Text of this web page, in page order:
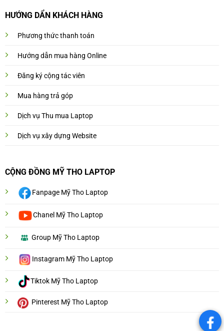
HƯỚNG DẨN KHÁCH HÀNG
Phương thức thanh toán
Hướng dẫn mua hàng Online
Đăng ký cộng tác viên
Mua hàng trả góp
Dịch vụ Thu mua Laptop
Dịch vụ xây dựng Website
CỘNG ĐỒNG MỸ THO LAPTOP
Fanpage Mỹ Tho Laptop
Chanel Mỹ Tho Laptop
Group Mỹ Tho Laptop
Instagram Mỹ Tho Laptop
Tiktok Mỹ Tho Laptop
Pinterest Mỹ Tho Laptop
.